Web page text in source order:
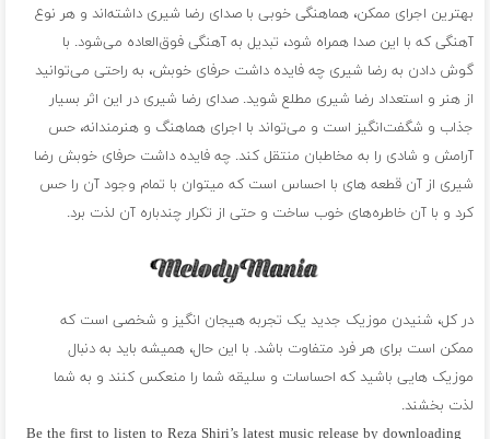
بهترین اجرای ممکن، هماهنگی خوبی با صدای رضا شیری داشته‌اند و هر نوع
آهنگی که با این صدا همراه شود، تبدیل به آهنگی فوق‌العاده می‌شود. با
گوش دادن به رضا شیری چه فایده داشت حرفای خوبش، به راحتی می‌توانید
از هنر و استعداد رضا شیری مطلع شوید. صدای رضا شیری در این اثر بسیار
جذاب و شگفت‌انگیز است و می‌تواند با اجرای هماهنگ و هنرمندانه، حس
آرامش و شادی را به مخاطبان منتقل کند. چه فایده داشت حرفای خوبش رضا
شیری از آن قطعه ‌های با احساس است که میتوان با تمام وجود آن را حس
کرد و با آن خاطره‌های خوب ساخت و حتی از تکرار چندباره آن لذت برد.
در کل، شنیدن موزیک جدید یک تجربه هیجان انگیز و شخصی است که
ممکن است برای هر فرد متفاوت باشد. با این حال، همیشه باید به دنبال
موزیک هایی باشید که احساسات و سلیقه شما را منعکس کنند و به شما
لذت بخشند.
Be the first to listen to Reza Shiri’s latest music release by downloading